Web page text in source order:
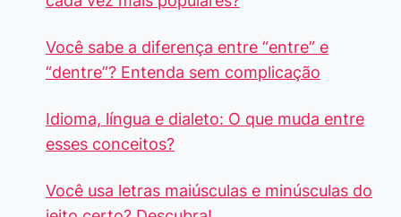
Você sabe a diferença entre “entre” e
“dentre”? Entenda sem complicação
Idioma, língua e dialeto: O que muda entre
esses conceitos?
Você usa letras maiúsculas e minúsculas do